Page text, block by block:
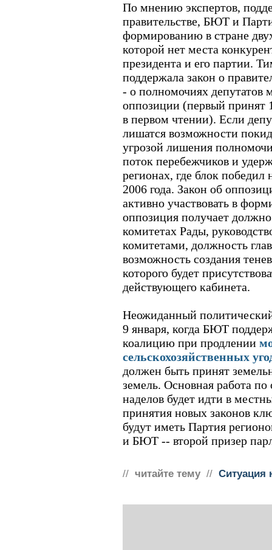
По мнению экспертов,
правительстве, БЮТ и
формированию в стране
которой нет места
президента и его партии.
поддержала закон о
- о полномочиях депутатов
оппозиции (первый принят
в первом чтении). Если
лишатся возможности
угрозой лишения
поток перебежчиков и
регионах, где блок
2006 года. Закон об
активно участвовать в
оппозиция получает
комитетах Рады,
комитетами, должность
возможность создания
которого будет
действующего кабинета.
Неожиданный
9 января, когда БЮТ
коалицию при продлении
сельскохозяйственных
должен быть принят
земель. Основная работа
наделов будет идти в
принятия новых законов
будут иметь Партия
и БЮТ -- второй призер
// читайте тему // Ситуация